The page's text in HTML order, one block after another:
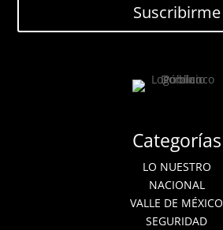
Suscribirme
Categorías
LO NUESTRO
NACIONAL
VALLE DE MÉXICO
SEGURIDAD